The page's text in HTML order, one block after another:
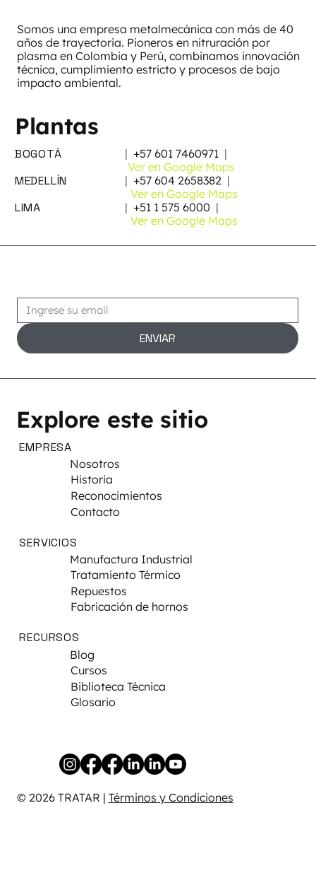
caliente
Somos una empresa metalmecánica con más de 40
años de trayectoria. Pioneros en nitruración por
plasma en Colombia y Perú, combinamos innovación
técnica, cumplimiento estricto y procesos de bajo
impacto ambiental.
Plantas
BOGOTÁ | +57 601 7460971 |
Ver en Google Maps
MEDELLÍN | +57 604 2658382 |
Ver en Google Maps
LIMA | +51 1 575 6000 |
Ver en Google Maps
ENVIAR
Explore este sitio
EMPRESA
Nosotros
Historia
Reconocimientos
Contacto
SERVICIOS
Manufactura Industrial
Tratamiento Térmico
Repuestos
Fabricación de hornos
RECURSOS
Blog
Cursos
Biblioteca Técnica
Glosario
© 2026 TRATAR | Términos y Condiciones